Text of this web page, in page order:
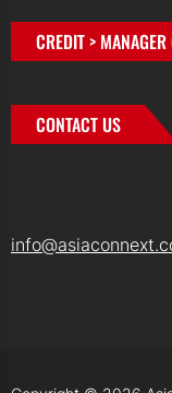
CREDIT >
CONTACT US